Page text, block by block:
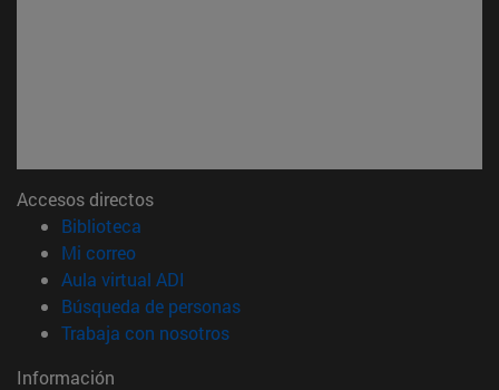
Accesos directos
Biblioteca
Mi correo(abre en nueva ventana)
Aula virtual ADI
Búsqueda de personas(abre en nueva ventana)
Trabaja con nosotros(abre en nueva ventana)
Información